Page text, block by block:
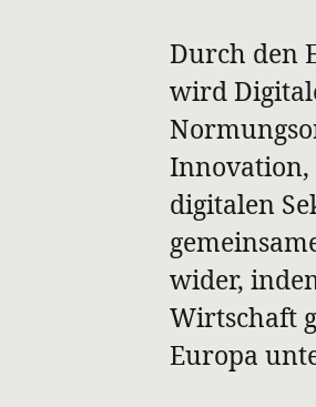
Durch den
wird
Innovation,
digitalen
wider,
Wirtschaft
Europa